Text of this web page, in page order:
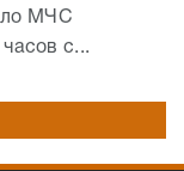
МЧС
с...